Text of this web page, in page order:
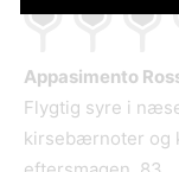
Appasimento
Flygtig syre i
kirsebærnoter og